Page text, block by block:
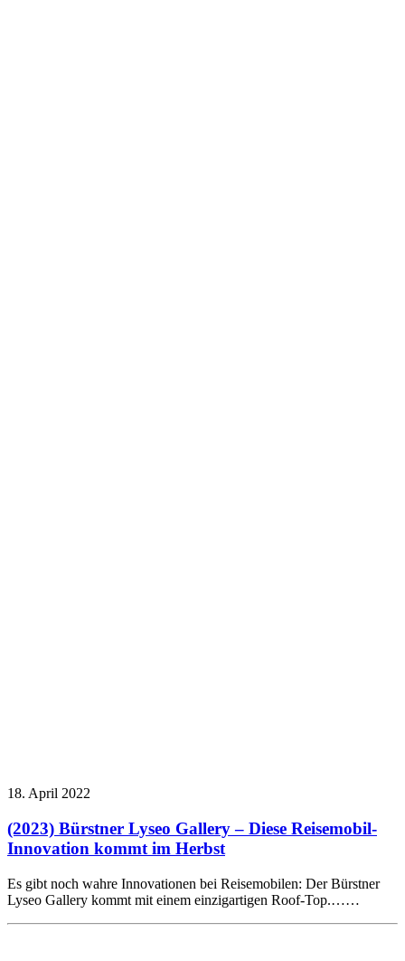
18. April 2022
(2023) Bürstner Lyseo Gallery – Diese Reisemobil-
Innovation kommt im Herbst
Es gibt noch wahre Innovationen bei Reisemobilen: Der Bürstner
Lyseo Gallery kommt mit einem einzigartigen Roof-Top.……